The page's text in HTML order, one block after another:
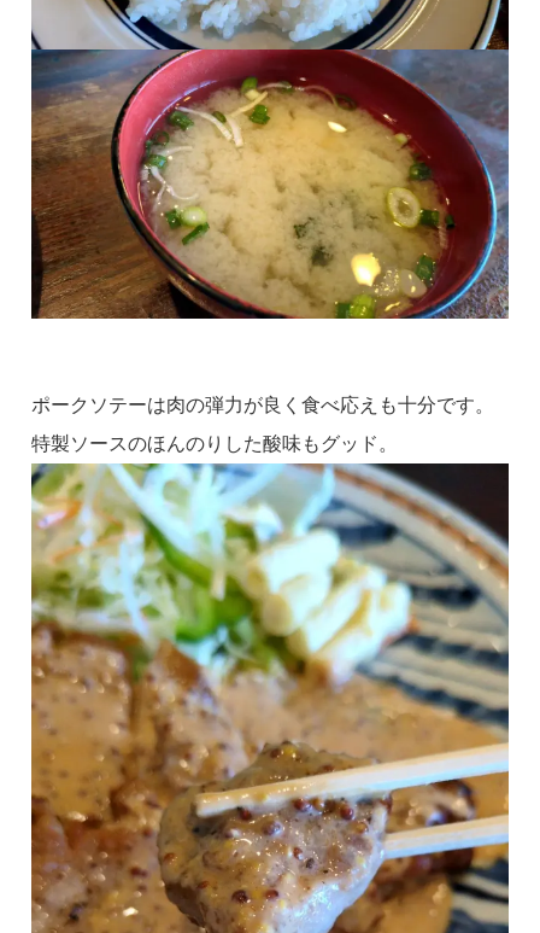
ポークソテーは肉の弾力が良く食べ応えも十分です。
特製ソースのほんのりした酸味もグッド。